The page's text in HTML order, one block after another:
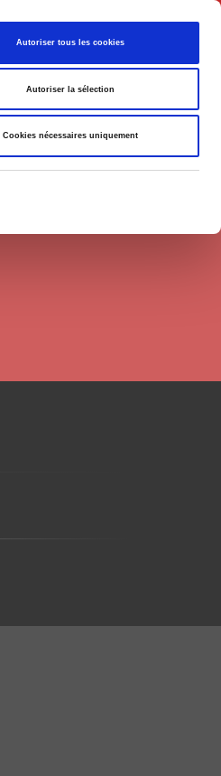
Autoriser tous les cookies
Autoriser la sélection
Cookies nécessaires uniquement